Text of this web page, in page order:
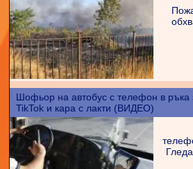
Шофьор на автобус с телефон в ръка
TikTok и кара с лакти (ВИДЕО)